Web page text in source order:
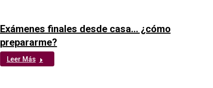
Exámenes finales desde casa… ¿cómo
prepararme?
Leer Más